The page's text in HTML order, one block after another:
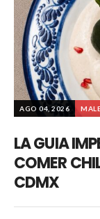
AGO 04, 2026
LA GUIA
COMER
CDMX